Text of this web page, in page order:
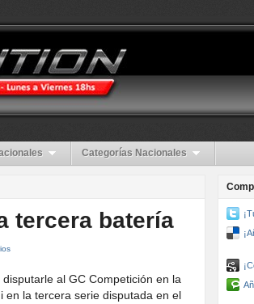
Categorías Nacionales
tercera batería
al GC Competición en la
en la tercera serie disputada en el